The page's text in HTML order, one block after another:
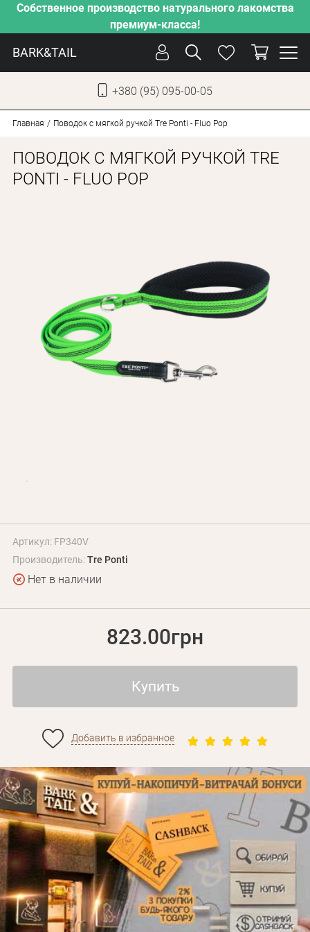
Собственное производство натурального лакомства
премиум-класса!
BARK&TAIL
+380 (95) 095-00-05
СОБАКИ
КОТЫ
АКЦИИ
О КОМПАНИИ
Оплата и доставка
Программа лояльности
Главная Поводок с мягкой ручкой Tre Ponti - Fluo Pop
ПОВОДОК С МЯГКОЙ РУЧКОЙ TRE
PONTI - FLUO POP
Артикул: FP340V
Производитель:Tre Ponti
Нет в наличии
823.00грн
Купить
Добавить в избранное
Забыли пароль?
Личные данные